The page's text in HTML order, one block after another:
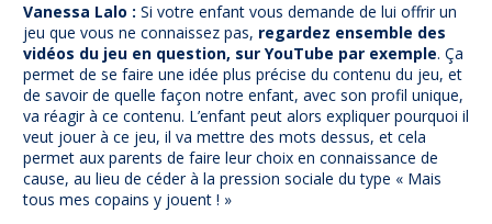
Vanessa Lalo : Si votre enfant vous demande de lui offrir un
jeu que vous ne connaissez pas, regardez ensemble des
vidéos du jeu en question, sur YouTube par exemple. Ça
permet de se faire une idée plus précise du contenu du jeu, et
de savoir de quelle façon notre enfant, avec son profil unique,
va réagir à ce contenu. L’enfant peut alors expliquer pourquoi il
veut jouer à ce jeu, il va mettre des mots dessus, et cela
permet aux parents de faire leur choix en connaissance de
cause, au lieu de céder à la pression sociale du type « Mais
tous mes copains y jouent ! »